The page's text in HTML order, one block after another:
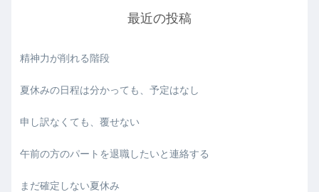
最近の投稿
精神力が削れる階段
夏休みの日程は分かっても、予定はなし
申し訳なくても、覆せない
午前の方のパートを退職したいと連絡する
まだ確定しない夏休み